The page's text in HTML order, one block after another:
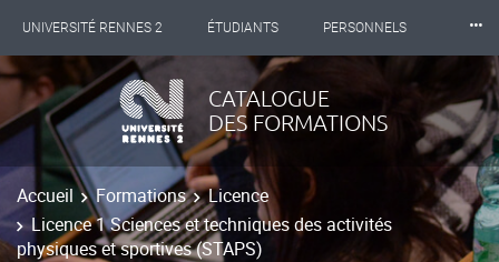
UNIVERSITÉ RENNES 2 ÉTUDIANTS PERSONNELS
INTERNATIONAL PROFESSIONNELS BIBLIOTHÈQUES
LES NOUVELLES DE RENNES 2
⸱⸱⸱
CATALOGUE
DES FORMATIONS
Accueil Formations
Licence
Licence 1 Sciences et techniques des activités
physiques et sportives (STAPS)